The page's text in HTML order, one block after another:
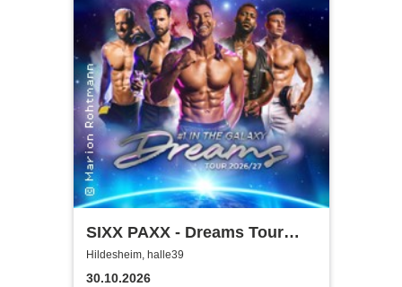
SIXX PAXX - Dreams Tour
2026/27
Hildesheim, halle39
30.10.2026